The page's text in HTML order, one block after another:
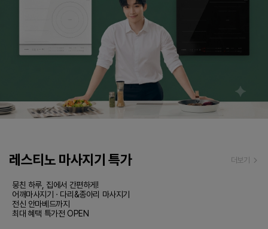
레스티노 마사지기 특가 더보기
뭉친 하루, 집에서 간편하게!
어깨마사지기 · 다리&종아리 마사지기
전신 안마베드까지
최대 혜택 특가전 OPEN